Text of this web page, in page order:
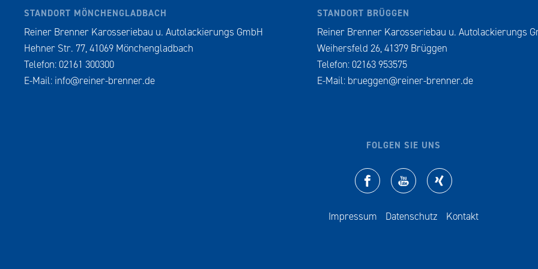
STANDORT MÖNCHENGLADBACH
Reiner Brenner Karosseriebau u. Autolackierungs GmbH
Hehner Str. 77, 41069 Mönchengladbach
Telefon: 02161 300300
E-Mail: info@reiner-brenner.de
STANDORT BRÜGGEN
Reiner Brenner Karosseriebau u. Autolackierungs
Weihersfeld 26, 41379 Brüggen
Telefon: 02163 953575
E-Mail: brueggen@reiner-brenner.de
FOLGEN SIE UNS
Impressum Datenschutz Kontakt